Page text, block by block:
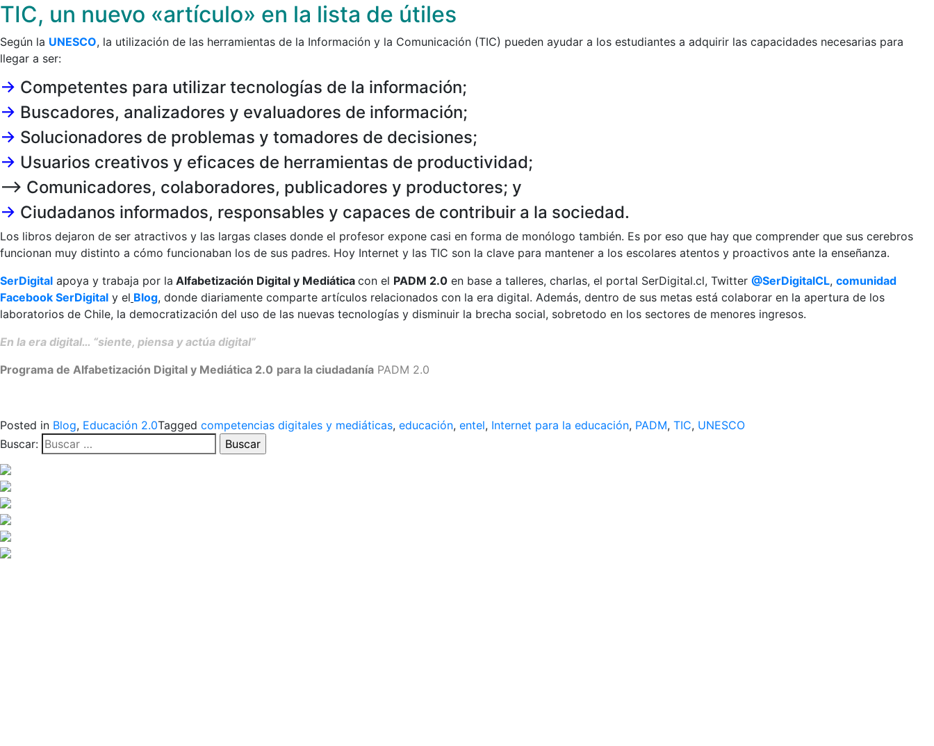
TIC, un nuevo «artículo» en la lista de útiles
Según la UNESCO, la utilización de las herramientas de la Información y la Comunicación (TIC) pueden ayudar a los estudiantes a adquirir las capacidades necesarias para
llegar a ser:
-> Competentes para utilizar tecnologías de la información;
-> Buscadores, analizadores y evaluadores de información;
-> Solucionadores de problemas y tomadores de decisiones;
-> Usuarios creativos y eficaces de herramientas de productividad;
– Comunicadores, colaboradores, publicadores y productores; y
-> Ciudadanos informados, responsables y capaces de contribuir a la sociedad.
Los libros dejaron de ser atractivos y las largas clases donde el profesor expone casi en forma de monólogo también. Es por eso que hay que comprender que sus cerebros
funcionan muy distinto a cómo funcionaban los de sus padres. Hoy Internet y las TIC son la clave para mantener a los escolares atentos y proactivos ante la enseñanza.
SerDigital apoya y trabaja por la Alfabetización Digital y Mediática con el PADM 2.0 en base a talleres, charlas, el portal SerDigital.cl, Twitter @SerDigitalCL, comunidad
Facebook SerDigital y el Blog, donde diariamente comparte artículos relacionados con la era digital. Además, dentro de sus metas está colaborar en la apertura de los
laboratorios de Chile, la democratización del uso de las nuevas tecnologías y disminuir la brecha social, sobretodo en los sectores de menores ingresos.
En la era digital… “siente, piensa y actúa digital”
Programa de Alfabetización Digital y Mediática 2.0 para la ciudadanía PADM 2.0
Posted in Blog, Educación 2.0Tagged competencias digitales y mediáticas, educación, entel, Internet para la educación, PADM, TIC, UNESCO
Buscar: